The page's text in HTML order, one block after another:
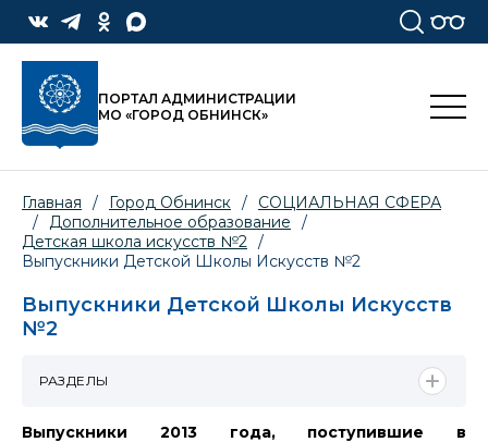
ПОРТАЛ АДМИНИСТРАЦИИ
МО «ГОРОД ОБНИНСК»
Главная / Город Обнинск /
СОЦИАЛЬНАЯ СФЕРА
/
Дополнительное образование
/
Детская школа искусств №2 /
Выпускники Детской Школы Искусств №2
Выпускники Детской Школы Искусств
№2
Выпускники 2013 года, поступившие в
РАЗДЕЛЫ